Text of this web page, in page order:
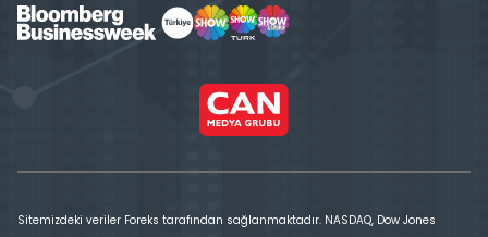
Sitemizdeki veriler Foreks tarafından sağlanmaktadır. NASDAQ, Dow Jones